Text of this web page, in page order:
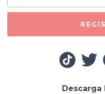
Descarga